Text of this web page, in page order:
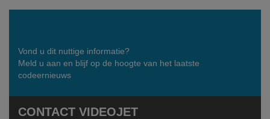
Vond u dit nuttige informatie?
Meld u aan en blijf op de hoogte van het laatste
codeernieuws
CONTACT VIDEOJET